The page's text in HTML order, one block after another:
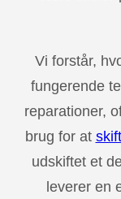
Vi forstår,
fungerende
reparationer,
brug for at
udskiftet et
leverer en